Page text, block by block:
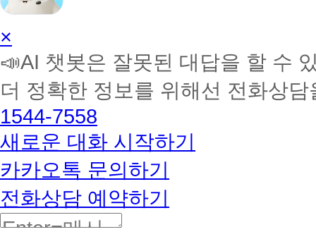
AI
학
습
토
커
BETA
×
📣AI 챗봇은 잘못된 대답을 할 수
더 정확한 정보를 위해선 전화상
1544-7558
새로운 대화 시작하기
카카오톡 문의하기
전화상담 예약하기